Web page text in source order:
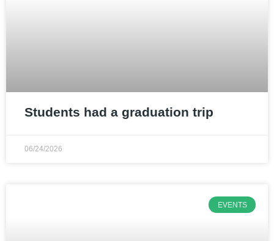
Students had a graduation trip
06/24/2026
EVENTS